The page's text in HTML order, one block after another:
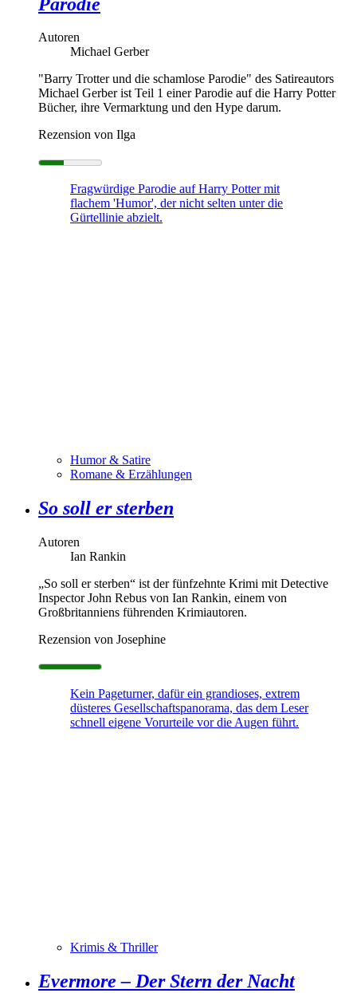
Autoren
Michael Gerber
"Barry Trotter und die schamlose Parodie" des Satireautors
Michael Gerber ist Teil 1 einer Parodie auf die Harry Potter
Bücher, ihre Vermarktung und den Hype darum.
Rezension von Ilga
Fragwürdige Parodie auf Harry Potter mit
flachem 'Humor', der nicht selten unter die
Gürtellinie abzielt.
Humor & Satire
Romane & Erzählungen
So soll er sterben
Autoren
Ian Rankin
„So soll er sterben“ ist der fünfzehnte Krimi mit Detective
Inspector John Rebus von Ian Rankin, einem von
Großbritanniens führenden Krimiautoren.
Rezension von Josephine
Kein Pageturner, dafür ein grandioses, extrem
düsteres Gesellschaftspanorama, das dem Leser
schnell eigene Vorurteile vor die Augen führt.
Krimis & Thriller
Evermore – Der Stern der Nacht